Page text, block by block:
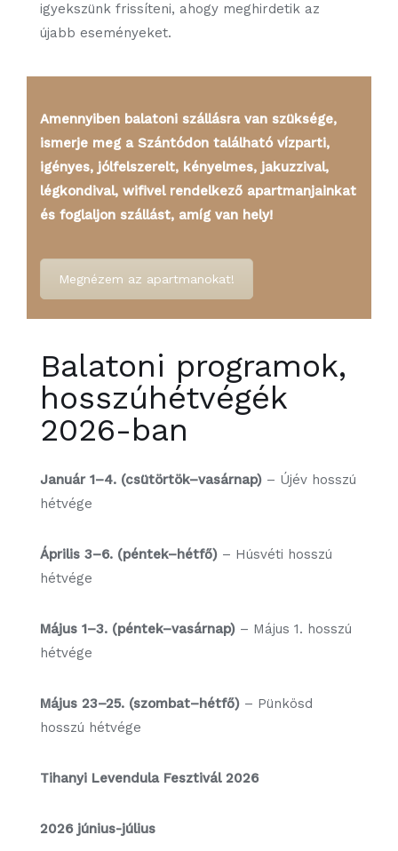
igyekszünk frissíteni, ahogy meghirdetik az
újabb eseményeket.
Amennyiben balatoni szállásra van szüksége,
ismerje meg a Szántódon található vízparti,
igényes, jólfelszerelt, kényelmes, jakuzzival,
légkondival, wifivel rendelkező apartmanjainkat
és foglaljon szállást, amíg van hely!
Megnézem az apartmanokat!
Balatoni programok,
hosszúhétvégék
2026-ban
Január 1–4. (csütörtök–vasárnap) – Újév hosszú
hétvége
Április 3–6. (péntek–hétfő) – Húsvéti hosszú
hétvége
Május 1–3. (péntek–vasárnap) – Május 1. hosszú
hétvége
Május 23–25. (szombat–hétfő) – Pünkösd
hosszú hétvége
Tihanyi Levendula Fesztivál 2026
2026 június-július